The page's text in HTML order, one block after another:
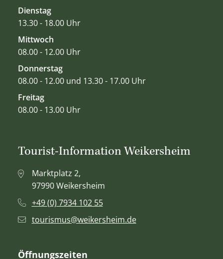
Dienstag
13.30 - 18.00 Uhr
Mittwoch
08.00 - 12.00 Uhr
Donnerstag
08.00 - 12.00 und 13.30 - 17.00 Uhr
Freitag
08.00 - 13.00 Uhr
Tourist-Information Weikersheim
Marktplatz 2,
97990 Weikersheim
+49 (0) 7934 102 55
tourismus@weikersheim.de
Öffnungszeiten